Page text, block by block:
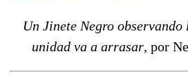
Un Jinete Negro observando
unidad va a arrasar, por